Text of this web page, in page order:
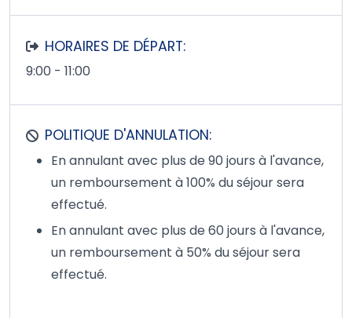
HORAIRES DE DÉPART:
9:00 - 11:00
POLITIQUE D'ANNULATION:
En annulant avec plus de 90 jours à l'avance,
un remboursement à 100% du séjour sera
effectué.
En annulant avec plus de 60 jours à l'avance,
un remboursement à 50% du séjour sera
effectué.